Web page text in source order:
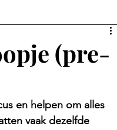
(pre-
en helpen om alles
vaak dezelfde